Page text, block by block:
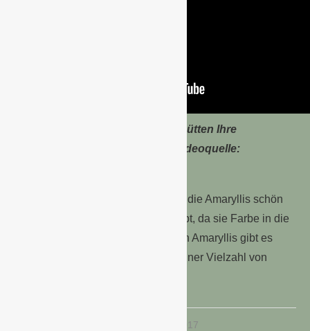
In diesem Video stellt die Firma Rütten Ihre
Produktion von Amaryllis vor. (Videoquelle:
Gerade in den Wintermonaten sind die Amaryllis schön
anzusehen und deshalb sehr beliebt, da sie Farbe in die
Wohnung bringen. Neben den roten Amaryllis gibt es
diese wunderbare Blume auch in einer Vielzahl von
17. November 2017